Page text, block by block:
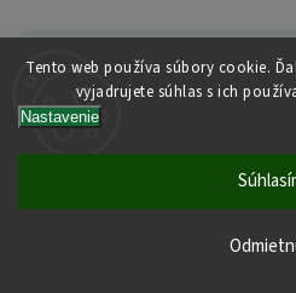
Tento web používa súbory cookie.
vyjadrujete súhlas s ich
Nastavenie
+421